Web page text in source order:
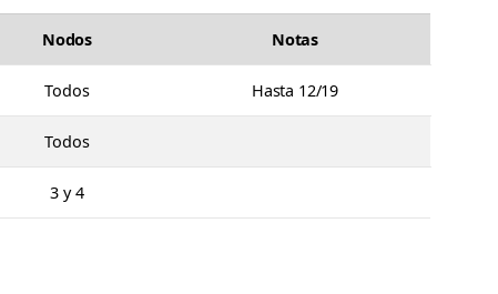
Nodos Notas
Todos Hasta 12/19
Todos
3 y 4